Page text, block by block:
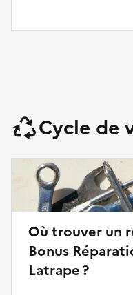
Cycle de
Où trouver un
Bonus
Latrape ?